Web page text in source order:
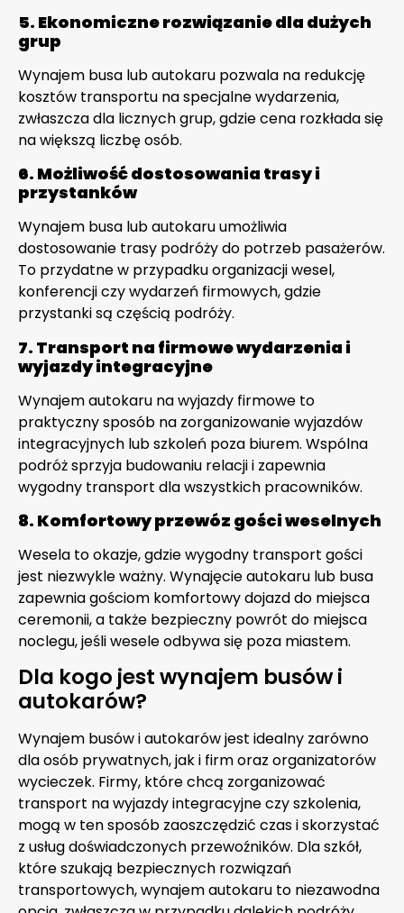
5. Ekonomiczne rozwiązanie dla dużych
grup
Wynajem busa lub autokaru pozwala na redukcję
kosztów transportu na specjalne wydarzenia,
zwłaszcza dla licznych grup, gdzie cena rozkłada się
na większą liczbę osób.
6. Możliwość dostosowania trasy i
przystanków
Wynajem busa lub autokaru umożliwia
dostosowanie trasy podróży do potrzeb pasażerów.
To przydatne w przypadku organizacji wesel,
konferencji czy wydarzeń firmowych, gdzie
przystanki są częścią podróży.
7. Transport na firmowe wydarzenia i
wyjazdy integracyjne
Wynajem autokaru na wyjazdy firmowe to
praktyczny sposób na zorganizowanie wyjazdów
integracyjnych lub szkoleń poza biurem. Wspólna
podróż sprzyja budowaniu relacji i zapewnia
wygodny transport dla wszystkich pracowników.
8. Komfortowy przewóz gości weselnych
Wesela to okazje, gdzie wygodny transport gości
jest niezwykle ważny. Wynajęcie autokaru lub busa
zapewnia gościom komfortowy dojazd do miejsca
ceremonii, a także bezpieczny powrót do miejsca
noclegu, jeśli wesele odbywa się poza miastem.
Dla kogo jest wynajem busów i
autokarów?
Wynajem busów i autokarów jest idealny zarówno
dla osób prywatnych, jak i firm oraz organizatorów
wycieczek. Firmy, które chcą zorganizować
transport na wyjazdy integracyjne czy szkolenia,
mogą w ten sposób zaoszczędzić czas i skorzystać
z usług doświadczonych przewoźników. Dla szkół,
które szukają bezpiecznych rozwiązań
transportowych, wynajem autokaru to niezawodna